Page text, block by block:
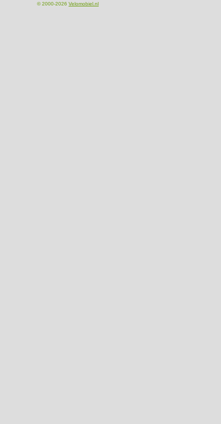
© 2000-2026 Velomobiel.nl